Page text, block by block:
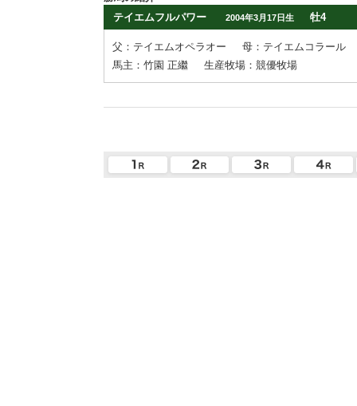
テイエムフルパワー
2004年3月17日生 牡4
父：テイエムオペラオー
母：テイエムコラール
馬主：竹園 正繼
生産牧場：競優牧場